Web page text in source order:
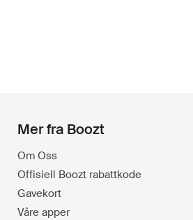
Mer fra Boozt
Om Oss
Offisiell Boozt rabattkode
Gavekort
Våre apper